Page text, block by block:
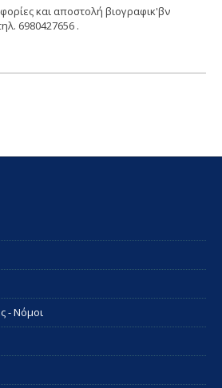
και αποστολή βιογραφικ'βν
6980427656 .
- Νόμοι